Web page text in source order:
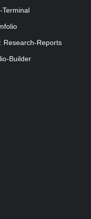
Terminal
Research-Reports
Builder